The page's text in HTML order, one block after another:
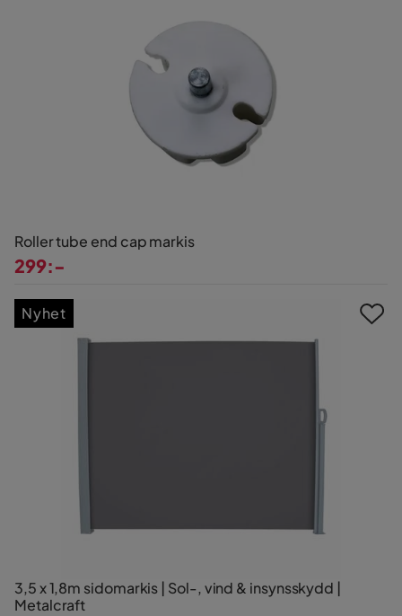
Roller tube end cap markis
299:-
3,5 x 1,8m sidomarkis | Sol-, vind & insynsskydd |
Metalcraft
Nyhet